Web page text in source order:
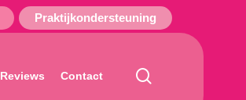
Praktijkondersteuning
Reviews Contact